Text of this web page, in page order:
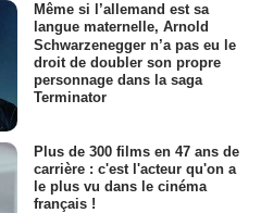
Même si l’allemand est sa
langue maternelle, Arnold
Schwarzenegger n’a pas eu le
droit de doubler son propre
personnage dans la saga
Terminator
Plus de 300 films en 47 ans de
carrière : c'est l'acteur qu'on a
le plus vu dans le cinéma
français !